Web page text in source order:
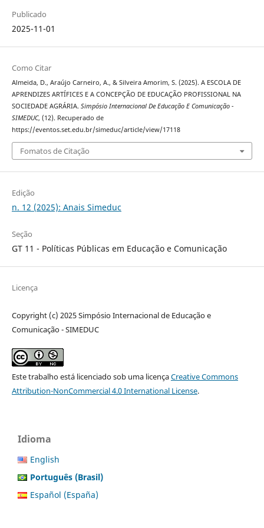
Publicado
2025-11-01
Como Citar
Almeida, D., Araújo Carneiro, A., & Silveira Amorim, S. (2025). A ESCOLA DE
APRENDIZES ARTÍFICES E A CONCEPÇÃO DE EDUCAÇÃO PROFISSIONAL NA
SOCIEDADE AGRÁRIA. Simpósio Internacional De Educação E Comunicação -
SIMEDUC, (12). Recuperado de
https://eventos.set.edu.br/simeduc/article/view/17118
Fomatos de Citação
Edição
n. 12 (2025): Anais Simeduc
Seção
GT 11 - Políticas Públicas em Educação e Comunicação
Licença
Copyright (c) 2025 Simpósio Internacional de Educação e
Comunicação - SIMEDUC
Este trabalho está licenciado sob uma licençaCreative Commons
Attribution-NonCommercial 4.0 International License.
Idioma
English
Português (Brasil)
Español (España)